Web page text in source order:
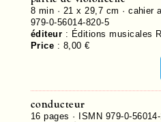
8 min · 21 x 29,7 cm · cahier
979-0-56014-820-5
éditeur : Éditions musicales
Price : 8,00 €
conducteur
16 pages ·
ISMN 979-0-